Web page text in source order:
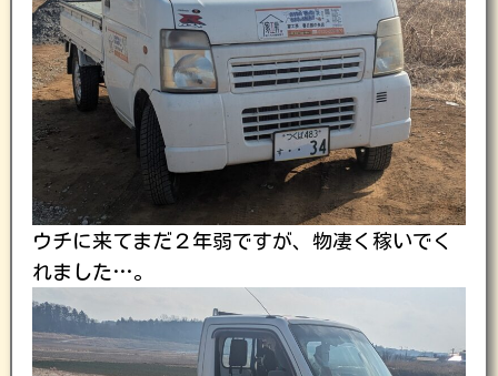
ウチに来てまだ２年弱ですが、物凄く稼いでく
れました…。